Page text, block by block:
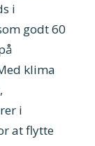
i
godt 60
klima
i
at flytte